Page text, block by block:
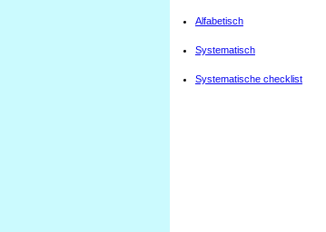
Alfabetisch
Systematisch
Systematische checklist